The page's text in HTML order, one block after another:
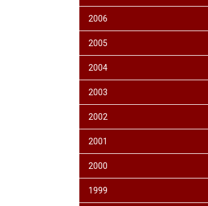
2006
2005
2004
2003
2002
2001
2000
1999